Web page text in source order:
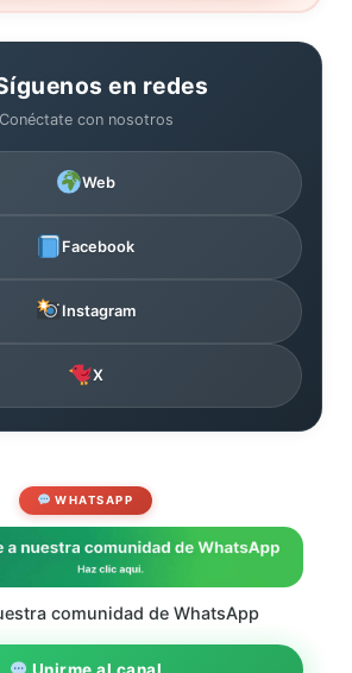
en redes
Conéctate con nosotros
Web
Facebook
Instagram
X
WHATSAPP
comunidad de WhatsApp